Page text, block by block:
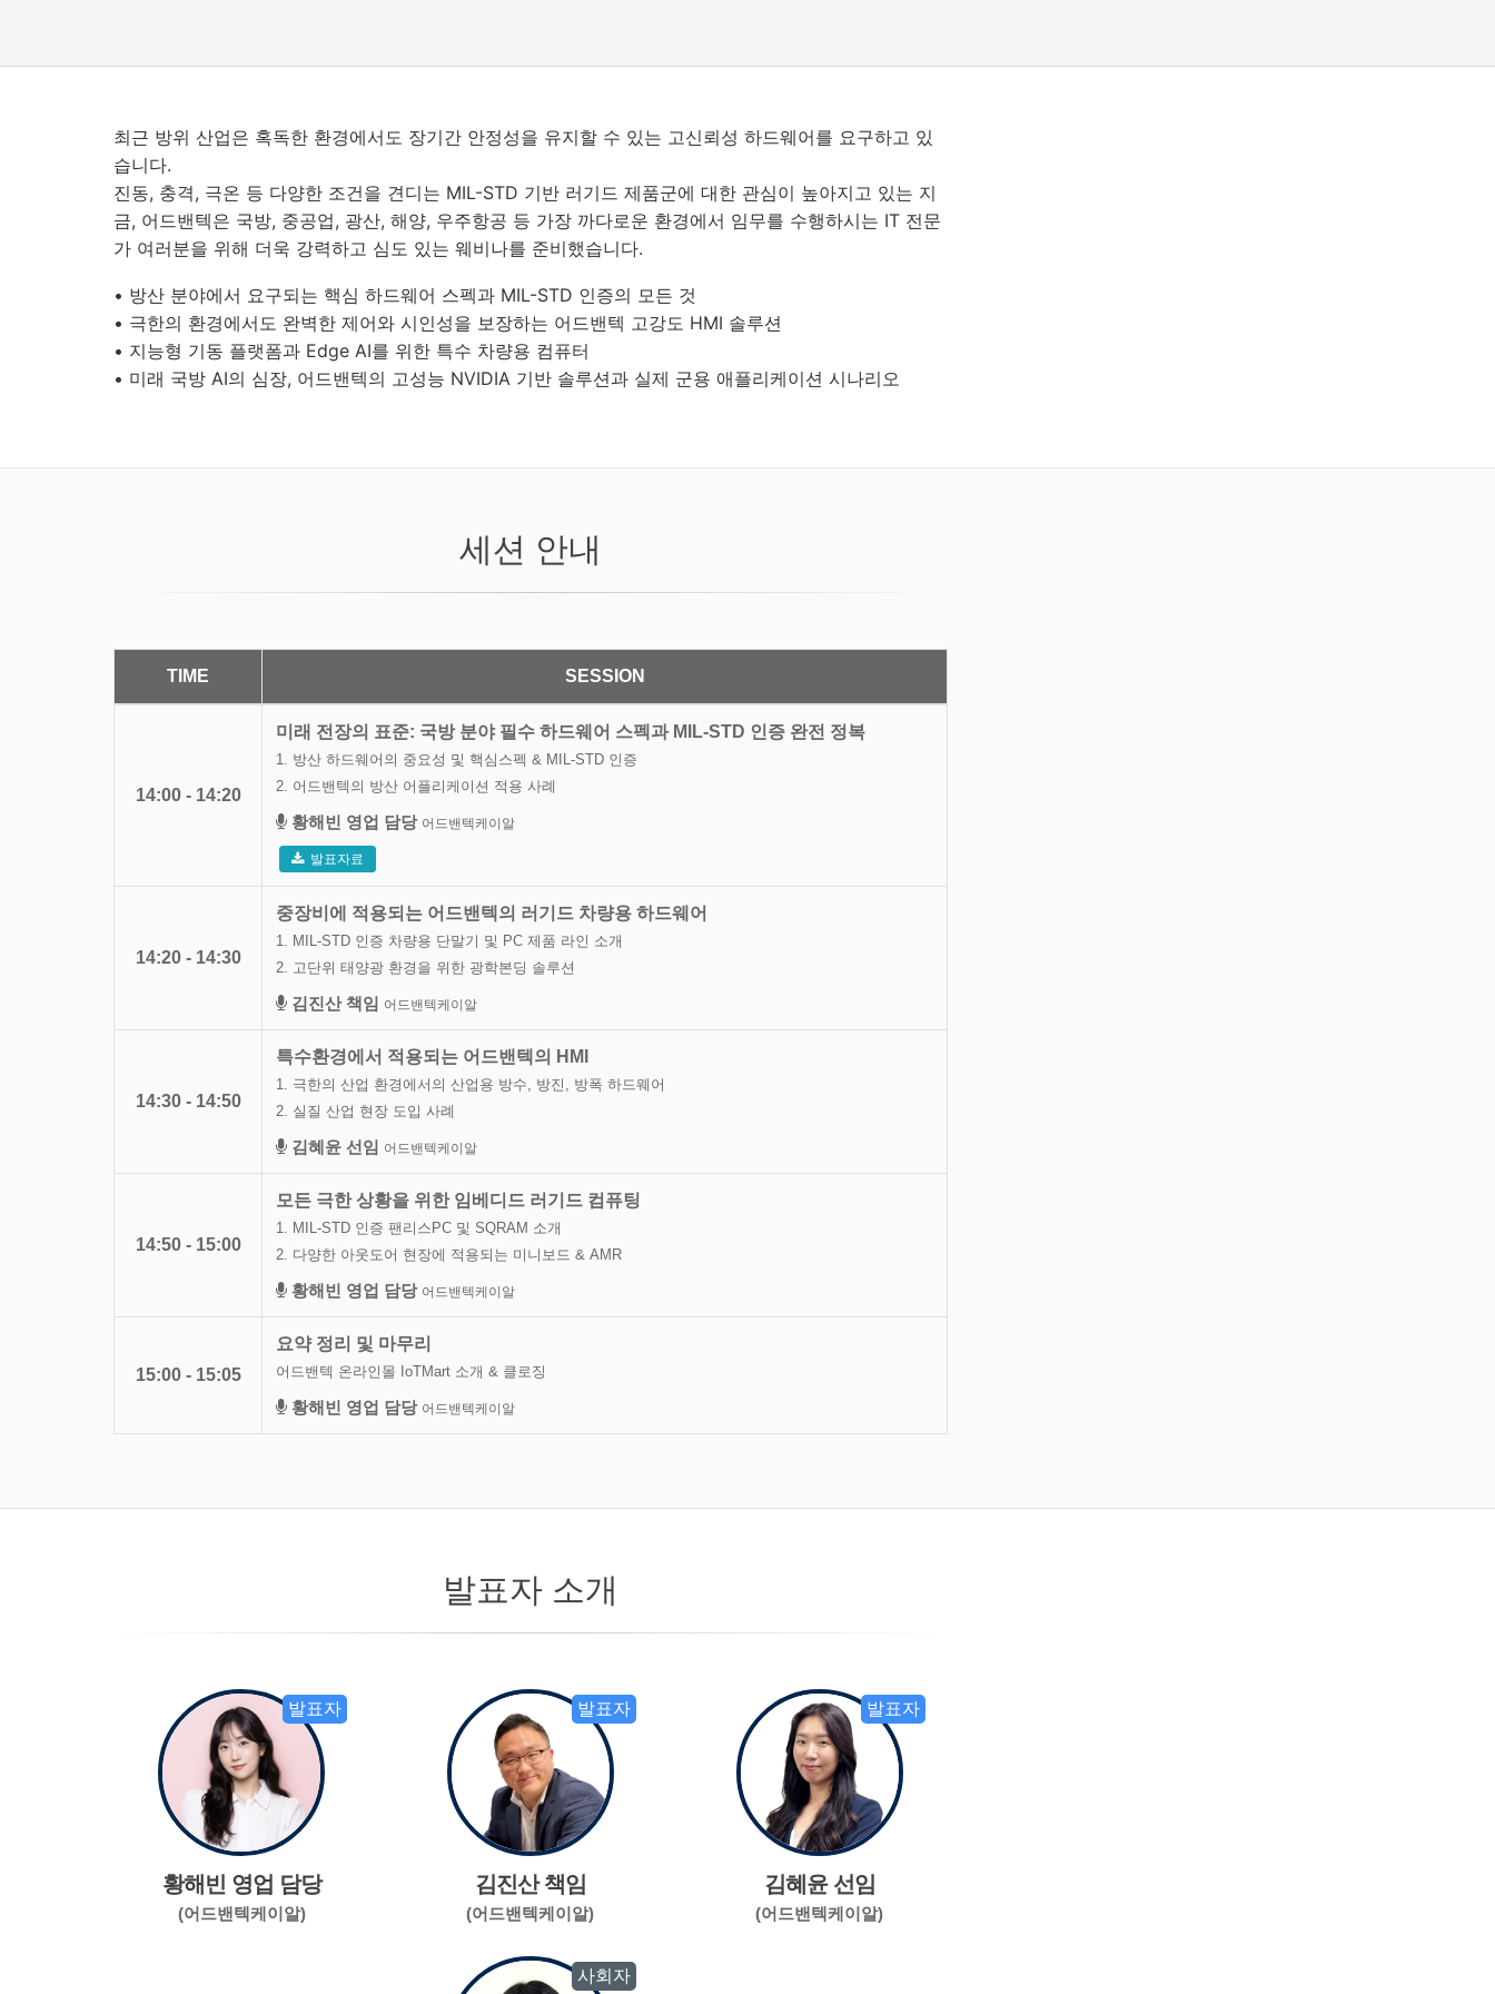
최근 방위 산업은 혹독한 환경에서도 장기간 안정성을 유지할 수 있는 고신뢰성 하드웨어를 요구하고 있
습니다.
진동, 충격, 극온 등 다양한 조건을 견디는 MIL-STD 기반 러기드 제품군에 대한 관심이 높아지고 있는 지
금, 어드밴텍은 국방, 중공업, 광산, 해양, 우주항공 등 가장 까다로운 환경에서 임무를 수행하시는 IT 전문
가 여러분을 위해 더욱 강력하고 심도 있는 웨비나를 준비했습니다.
• 방산 분야에서 요구되는 핵심 하드웨어 스펙과 MIL-STD 인증의 모든 것
• 극한의 환경에서도 완벽한 제어와 시인성을 보장하는 어드밴텍 고강도 HMI 솔루션
• 지능형 기동 플랫폼과 Edge AI를 위한 특수 차량용 컴퓨터
• 미래 국방 AI의 심장, 어드밴텍의 고성능 NVIDIA 기반 솔루션과 실제 군용 애플리케이션 시나리오
세션 안내
TIME SESSION
14:00 - 14:20
미래 전장의 표준: 국방 분야 필수 하드웨어 스펙과 MIL-STD 인증 완전 정복
1. 방산 하드웨어의 중요성 및 핵심스펙 & MIL-STD 인증
2. 어드밴텍의 방산 어플리케이션 적용 사례
황해빈 영업 담당 어드밴텍케이알
발표자료
14:20 - 14:30
중장비에 적용되는 어드밴텍의 러기드 차량용 하드웨어
1. MIL-STD 인증 차량용 단말기 및 PC 제품 라인 소개
2. 고단위 태양광 환경을 위한 광학본딩 솔루션
김진산 책임 어드밴텍케이알
14:30 - 14:50
특수환경에서 적용되는 어드밴텍의 HMI
1. 극한의 산업 환경에서의 산업용 방수, 방진, 방폭 하드웨어
2. 실질 산업 현장 도입 사례
김혜윤 선임 어드밴텍케이알
14:50 - 15:00
모든 극한 상황을 위한 임베디드 러기드 컴퓨팅
1. MIL-STD 인증 팬리스PC 및 SQRAM 소개
2. 다양한 아웃도어 현장에 적용되는 미니보드 & AMR
황해빈 영업 담당 어드밴텍케이알
15:00 - 15:05
요약 정리 및 마무리
어드밴텍 온라인몰 IoTMart 소개 & 클로징
황해빈 영업 담당 어드밴텍케이알
발표자 소개
발표자
황해빈 영업 담당
(어드밴텍케이알)
발표자
김진산 책임
(어드밴텍케이알)
발표자
김혜윤 선임
(어드밴텍케이알)
사회자